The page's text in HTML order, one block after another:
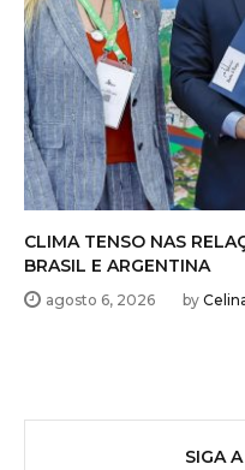
CLIMA TENSO NAS
BRASIL E ARGENTINA
agosto 6, 2026 by
SIGA